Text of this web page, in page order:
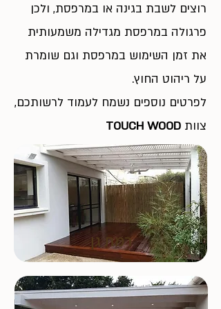
רוצים לשבת בגינה או במרפסת, ולכן
פרגולה במרפסת מגדילה משמעותית
את זמן השימוש במרפסת וגם שומרת
על ריהוט החוץ.
לפרטים נוספים נשמח לעמוד לרשותכם,
צוות TOUCH WOOD
רמת גן